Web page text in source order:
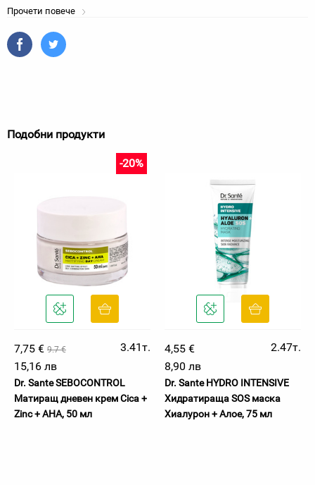
Прочети повече
Подобни продукти
7,75 € 9.7 €
-20%
3.41т.
15,16 лв
Dr. Sante SEBOCONTROL
Матиращ дневен крем Cica +
Zinc + AHA, 50 мл
4,55 €
2.47т.
8,90 лв
Dr. Sante HYDRO INTENSIVE
Хидратираща SOS маска
Хиалурон + Алое, 75 мл